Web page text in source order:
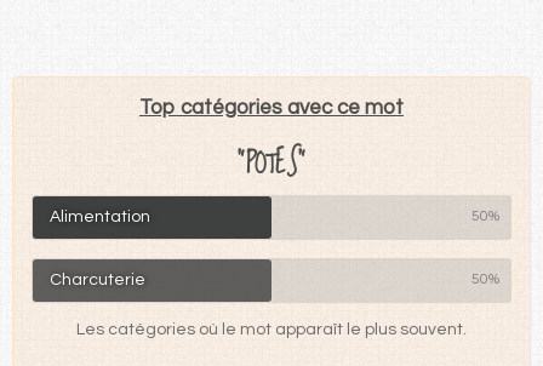
Top catégories avec ce mot
"POTES"
Alimentation 50%
Charcuterie 50%
Les catégories où le mot apparaît le plus souvent.